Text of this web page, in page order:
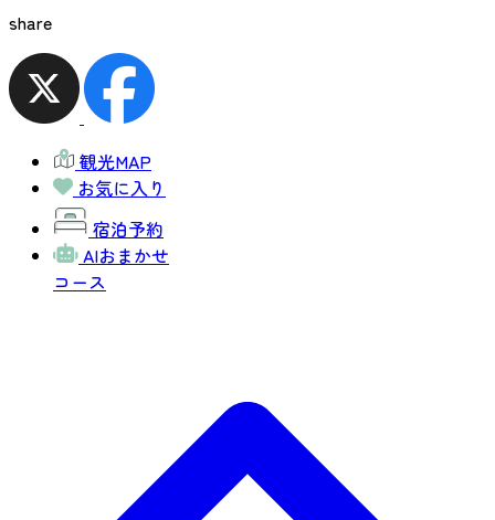
share
観光MAP
お気に入り
宿泊予約
AIおまかせ
コース